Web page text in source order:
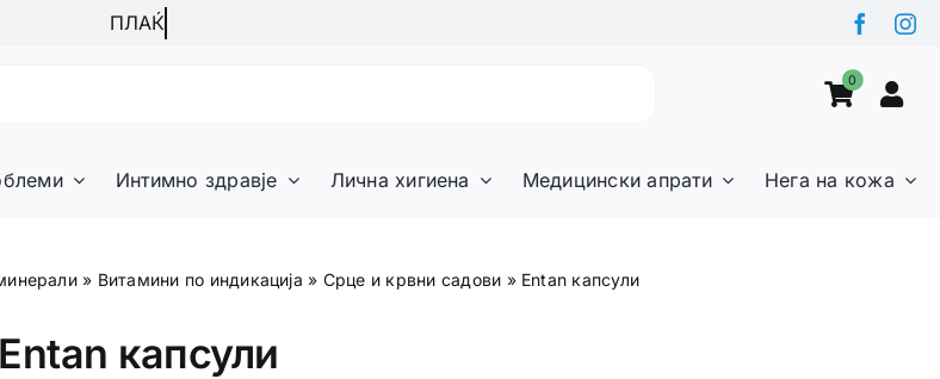
0
Интимно здравје Лична хигиена Медицински апрати Нега на кожа
» Витамини по индикација » Срце и крвни садови » Entan капсули
Entan капсули